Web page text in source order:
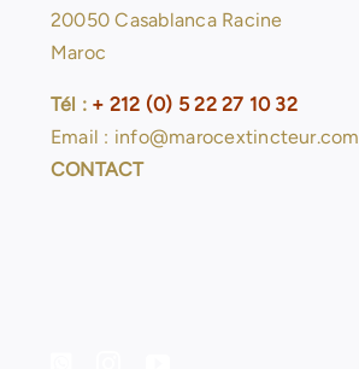
20050 Casablanca Racine
Maroc
Tél : + 212 (0) 5 22 27 10 32
Email : info@marocextincteur.com
CONTACT